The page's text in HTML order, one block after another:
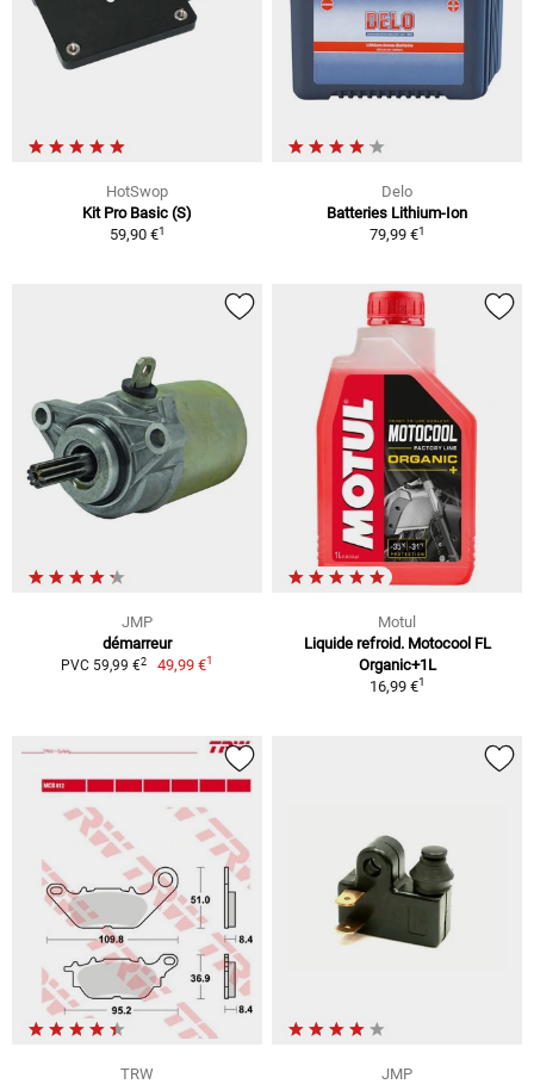
HotSwop
Kit Pro Basic (S)
59,90 €1
Delo
Batteries Lithium-Ion
79,99 €1
JMP
démarreur
PVC 59,99 €2 49,99 €1
Motul
Liquide refroid. Motocool FL
Organic+1L
16,99 €1
TRW
JMP